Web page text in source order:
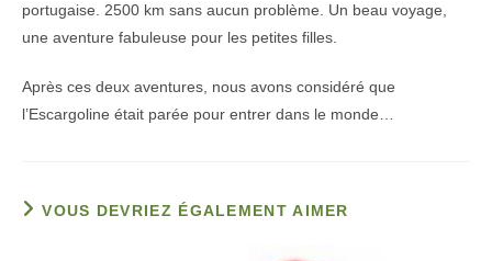
portugaise. 2500 km sans aucun problème. Un beau voyage,
une aventure fabuleuse pour les petites filles.
Après ces deux aventures, nous avons considéré que
l’Escargoline était parée pour entrer dans le monde…
VOUS DEVRIEZ ÉGALEMENT AIMER